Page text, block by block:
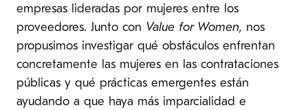
empresas lideradas por mujeres entre los
proveedores. Junto con Value for Women, nos
propusimos investigar qué obstáculos enfrentan
concretamente las mujeres en las contrataciones
públicas y qué prácticas emergentes están
ayudando a que haya más imparcialidad e